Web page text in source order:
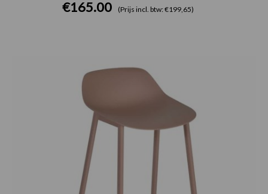
€165.00 (Prijs incl. btw: €199,65)